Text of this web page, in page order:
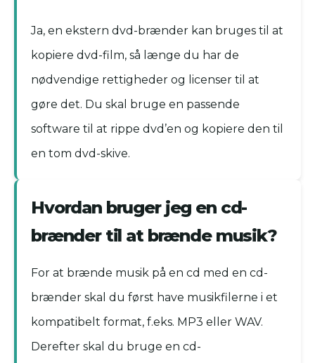
Ja, en ekstern dvd-brænder kan bruges til at
kopiere dvd-film, så længe du har de
nødvendige rettigheder og licenser til at
gøre det. Du skal bruge en passende
software til at rippe dvd’en og kopiere den til
en tom dvd-skive.
Hvordan bruger jeg en cd-
brænder til at brænde musik?
For at brænde musik på en cd med en cd-
brænder skal du først have musikfilerne i et
kompatibelt format, f.eks. MP3 eller WAV.
Derefter skal du bruge en cd-